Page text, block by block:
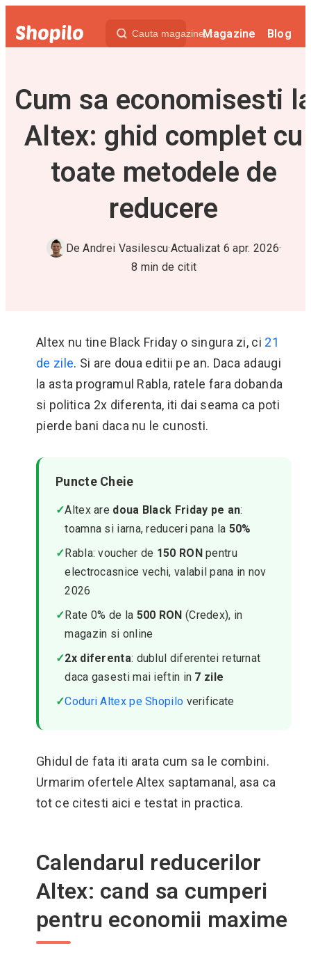
Magazine Blog
Cum sa economisesti
Altex: ghid complet cu
toate metodele de
reducere
De Andrei Vasilescu·Actualizat 6 apr. 2026·
8 min de citit
Altex nu tine Black Friday o singura zi, ci 21
de zile. Si are doua editii pe an. Daca adaugi
la asta programul Rabla, ratele fara dobanda
si politica 2x diferenta, iti dai seama ca poti
pierde bani daca nu le cunosti.
Puncte Cheie
✓Altex are doua Black Friday pe an:
toamna si iarna, reduceri pana la 50%
✓Rabla: voucher de 150 RONpentru
electrocasnice vechi, valabil pana in nov
2026
✓Rate 0% de la 500 RON (Credex), in
magazin si online
✓2x diferenta: dublul diferentei returnat
daca gasesti mai ieftin in 7 zile
✓Coduri Altex pe Shopilo verificate
Ghidul de fata iti arata cum sa le combini.
Urmarim ofertele Altex saptamanal, asa ca
tot ce citesti aici e testat in practica.
Calendarul reducerilor
Altex: cand sa cumperi
pentru economii maxime